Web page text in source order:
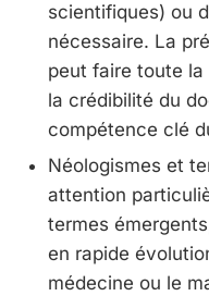
scientifiques) ou
nécessaire. La
peut faire toute
la crédibilité du
compétence clé
Néologismes et
attention
termes
en rapide
médecine ou le